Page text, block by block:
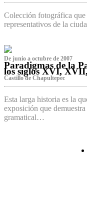
Colección fotográfica
representativos de la
De junio a octubre de 2007
Paradigmas de la
los siglos XVI,
Castillo de Chapultepec
Esta larga historia es la
exposición que
gramatical…